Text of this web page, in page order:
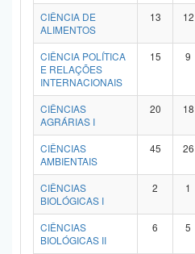
CIÊNCIA DE
ALIMENTOS
13 12
CIÊNCIA POLÍTICA
E RELAÇÕES
INTERNACIONAIS
15 9
CIÊNCIAS
AGRÁRIAS I
20 18
CIÊNCIAS
AMBIENTAIS
45 26
CIÊNCIAS
BIOLÓGICAS I
2 1
CIÊNCIAS
BIOLÓGICAS II
6 5